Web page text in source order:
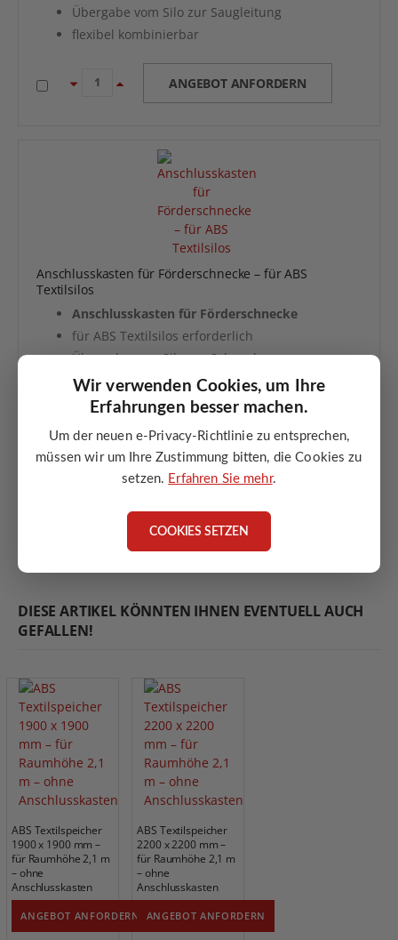
Wir verwenden Cookies, um Ihre
Erfahrungen besser machen.
Um der neuen e-Privacy-Richtlinie zu entsprechen,
müssen wir um Ihre Zustimmung bitten, die Cookies zu
setzen. Erfahren Sie mehr.
COOKIES SETZEN
Übergabe vom Silo zur Saugleitung
flexibel kombinierbar
ANGEBOT ANFORDERN
Anschlusskasten für Förderschnecke – für ABS
Textilsilos
Anschlusskasten für Förderschnecke
für ABS Textilsilos erforderlich
Übergabe vom Silo zur Schnecke
passend für ATMOS Förderschnecken
für mechanische Austragung
ANGEBOT ANFORDERN
ANGEBOT ANFORDERN
DIESE ARTIKEL KÖNNTEN IHNEN EVENTUELL AUCH
GEFALLEN!
ABS Textilspeicher
1900 x 1900 mm –
für Raumhöhe 2,1 m
– ohne
Anschlusskasten
ANGEBOT ANFORDERN
ABS Textilspeicher
2200 x 2200 mm –
für Raumhöhe 2,1 m
– ohne
Anschlusskasten
ANGEBOT ANFORDERN